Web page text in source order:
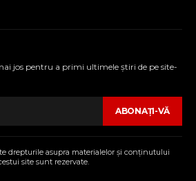
jos pentru a primi ultimele ştiri de pe site-
ABONAŢI-VĂ
drepturile asupra materialelor şi conţinutului
site sunt rezervate.